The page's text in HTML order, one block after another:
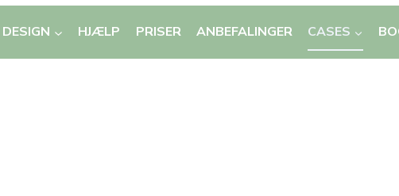
HJÆLP PRISER ANBEFALINGER CASES
pige fra